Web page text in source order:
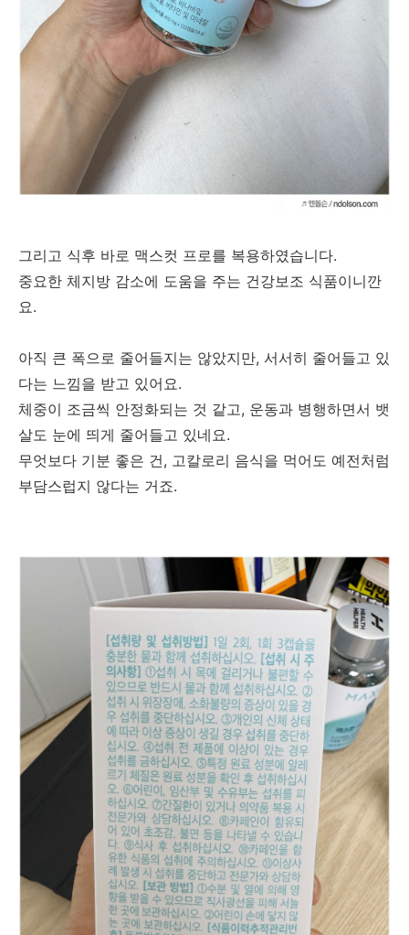
그리고 식후 바로 맥스컷 프로를 복용하였습니다.
중요한 체지방 감소에 도움을 주는 건강보조 식품이니깐
요.
아직 큰 폭으로 줄어들지는 않았지만, 서서히 줄어들고 있
다는 느낌을 받고 있어요.
체중이 조금씩 안정화되는 것 같고, 운동과 병행하면서 뱃
살도 눈에 띄게 줄어들고 있네요.
무엇보다 기분 좋은 건, 고칼로리 음식을 먹어도 예전처럼
부담스럽지 않다는 거죠.